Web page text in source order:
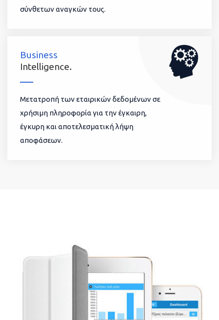
σύνθετων αναγκών τους.
Business
Intelligence.
Μετατροπή των εταιρικών δεδομένων σε
χρήσιμη πληροφορία για την έγκαιρη,
έγκυρη και αποτελεσματική λήψη
αποφάσεων.